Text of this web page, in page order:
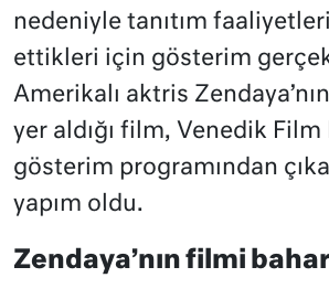
nedeniyle tanıtım
ettikleri için gösterim
Amerikalı aktris
yer aldığı film, Venedik Film
gösterim programından
yapım oldu.
Zendaya’nın filmi